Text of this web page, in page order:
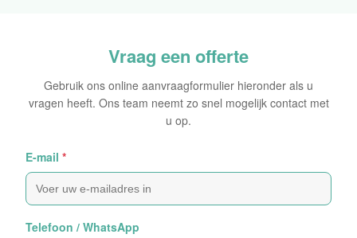
Vraag een offerte
Gebruik ons online aanvraagformulier hieronder als u
vragen heeft. Ons team neemt zo snel mogelijk contact met
u op.
E-mail *
Telefoon / WhatsApp